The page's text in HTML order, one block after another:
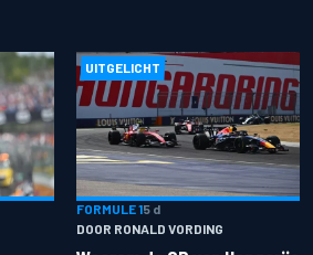
UITGELICHT
FORMULE 15 d
DOOR RONALD VORDING